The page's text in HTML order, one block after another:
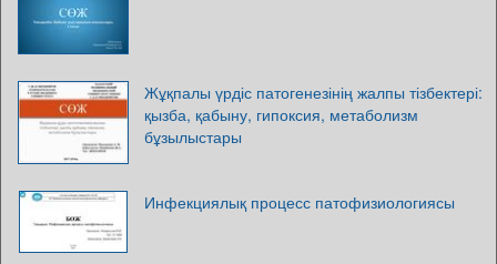
Жұқпалы үрдіс патогенезінің жалпы тізбектері:
қызба, қабыну, гипоксия, метаболизм
бұзылыстары
Инфекциялық процесс патофизиологиясы